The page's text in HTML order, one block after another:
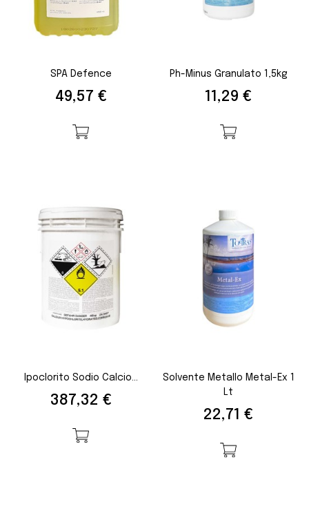
SPA Defence
Prezzo
49,57 €
Ph-Minus Granulato 1,5kg
Prezzo
11,29 €
Ipoclorito Sodio Calcio...
Prezzo
387,32 €
Solvente Metallo Metal-Ex 1
Lt
Prezzo
22,71 €